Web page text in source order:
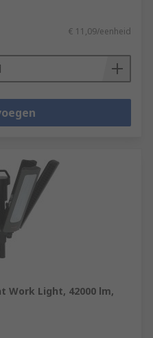
€ 11,09/eenheid
Work Light, 42000 lm,